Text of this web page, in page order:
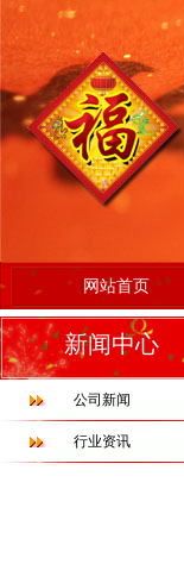
网站首页
新闻中心
公司新闻
行业资讯